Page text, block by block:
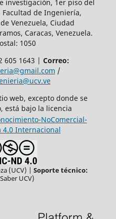
investigación, 1er piso del
Facultad de Ingeniería,
Venezuela, Ciudad
Caracas, Venezuela.
1050
605 1643 | Correo:
/
web, excepto donde se
está bajo la licencia
NoComercial-
4.0 Internacional
(UCV) | Soporte técnico:
UCV)